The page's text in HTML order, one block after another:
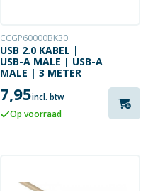
CCGP60000BK30
USB 2.0 KABEL |
USB-A MALE | USB-A
MALE | 3 METER
7,95incl. btw
Op voorraad